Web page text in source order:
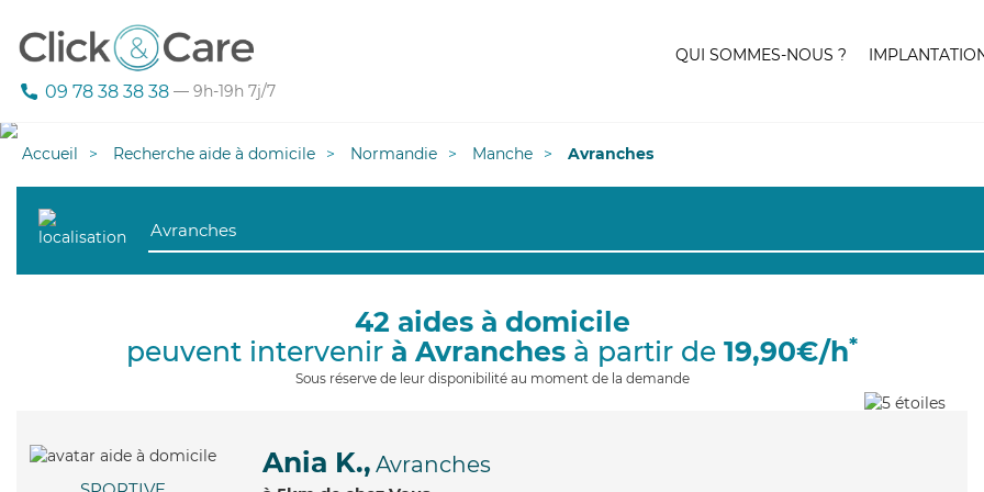
09 78 38 38 38 — 9h-19h 7j/7
QUI SOMMES-NOUS ?
Accueil Recherche aide à domicile Normandie Manche Avranches
42 aides à domicile
peuvent intervenir à Avranches à partir de 19,90€/h*
Sous réserve de leur disponibilité au moment de la demande
Ania K., Avranches